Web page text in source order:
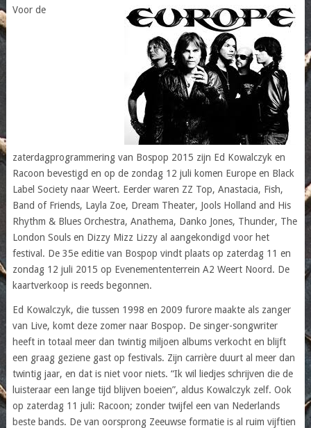
Voor de
zaterdagprogrammering van Bospop 2015 zijn Ed Kowalczyk en
Racoon bevestigd en op de zondag 12 juli komen Europe en Black
Label Society naar Weert. Eerder waren ZZ Top, Anastacia, Fish,
Band of Friends, Layla Zoe, Dream Theater, Jools Holland and His
Rhythm & Blues Orchestra, Anathema, Danko Jones, Thunder, The
London Souls en Dizzy Mizz Lizzy al aangekondigd voor het
festival. De 35e editie van Bospop vindt plaats op zaterdag 11 en
zondag 12 juli 2015 op Evenemententerrein A2 Weert Noord. De
kaartverkoop is reeds begonnen.
Ed Kowalczyk, die tussen 1998 en 2009 furore maakte als zanger
van Live, komt deze zomer naar Bospop. De singer-songwriter
heeft in totaal meer dan twintig miljoen albums verkocht en blijft
een graag geziene gast op festivals. Zijn carrière duurt al meer dan
twintig jaar, en dat is niet voor niets. “Ik wil liedjes schrijven die de
luisteraar een lange tijd blijven boeien”, aldus Kowalczyk zelf. Ook
op zaterdag 11 juli: Racoon; zonder twijfel een van Nederlands
beste bands. De van oorsprong Zeeuwse formatie is al ruim vijftien